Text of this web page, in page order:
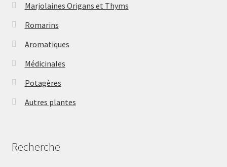
Marjolaines Origans et Thyms
Romarins
Aromatiques
Médicinales
Potagères
Autres plantes
Recherche